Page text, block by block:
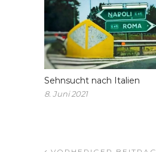
Sehnsucht nach Italien
8. Juni 2021